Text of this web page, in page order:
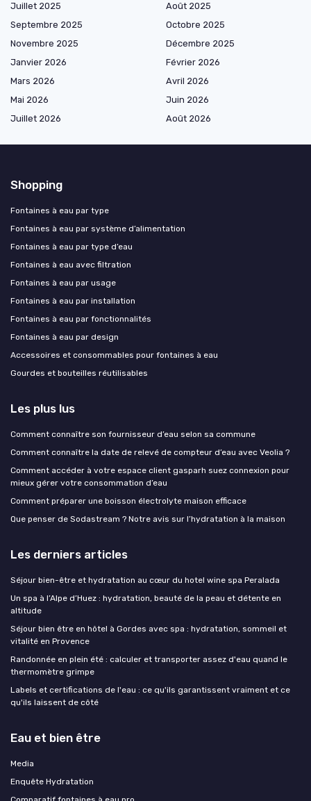
Juillet 2025
Août 2025
Septembre 2025
Octobre 2025
Novembre 2025
Décembre 2025
Janvier 2026
Février 2026
Mars 2026
Avril 2026
Mai 2026
Juin 2026
Juillet 2026
Août 2026
Shopping
Fontaines à eau par type
Fontaines à eau par système d’alimentation
Fontaines à eau par type d’eau
Fontaines à eau avec filtration
Fontaines à eau par usage
Fontaines à eau par installation
Fontaines à eau par fonctionnalités
Fontaines à eau par design
Accessoires et consommables pour fontaines à eau
Gourdes et bouteilles réutilisables
Les plus lus
Comment connaître son fournisseur d’eau selon sa commune
Comment connaître la date de relevé de compteur d’eau avec Veolia ?
Comment accéder à votre espace client gasparh suez connexion pour
mieux gérer votre consommation d’eau
Comment préparer une boisson électrolyte maison efficace
Que penser de Sodastream ? Notre avis sur l’hydratation à la maison
Les derniers articles
Séjour bien-être et hydratation au cœur du hotel wine spa Peralada
Un spa à l’Alpe d’Huez : hydratation, beauté de la peau et détente en
altitude
Séjour bien être en hôtel à Gordes avec spa : hydratation, sommeil et
vitalité en Provence
Randonnée en plein été : calculer et transporter assez d'eau quand le
thermomètre grimpe
Labels et certifications de l'eau : ce qu'ils garantissent vraiment et ce
qu'ils laissent de côté
Eau et bien être
Media
Enquête Hydratation